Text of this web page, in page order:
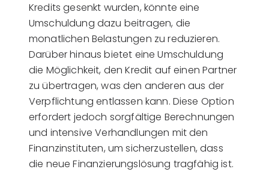
Kredits gesenkt wurden, könnte eine
Umschuldung dazu beitragen, die
monatlichen Belastungen zu reduzieren.
Darüber hinaus bietet eine Umschuldung
die Möglichkeit, den Kredit auf einen Partner
zu übertragen, was den anderen aus der
Verpflichtung entlassen kann. Diese Option
erfordert jedoch sorgfältige Berechnungen
und intensive Verhandlungen mit den
Finanzinstituten, um sicherzustellen, dass
die neue Finanzierungslösung tragfähig ist.